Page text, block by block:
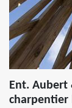
Ent. Aubert
charpentier